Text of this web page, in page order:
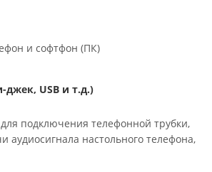
и софтфон (ПК)
USB и т.д.)
подключения телефонной трубки,
аудиосигнала настольного телефона,